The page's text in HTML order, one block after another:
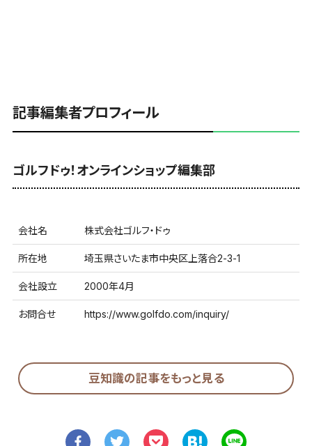
記事編集者プロフィール
ゴルフドゥ！オンラインショップ編集部
会社名 株式会社ゴルフ・ドゥ
所在地 埼玉県さいたま市中央区上落合2-3-1
会社設立 2000年4月
お問合せ https://www.golfdo.com/inquiry/
豆知識の記事をもっと見る